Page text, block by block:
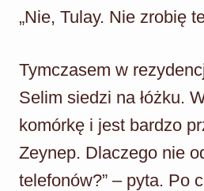
„Nie, Tulay. Nie zrobię
Tymczasem w
Selim siedzi na łóżku.
komórkę i jest bardzo
Zeynep. Dlaczego nie
telefonów?” – pyta. Po